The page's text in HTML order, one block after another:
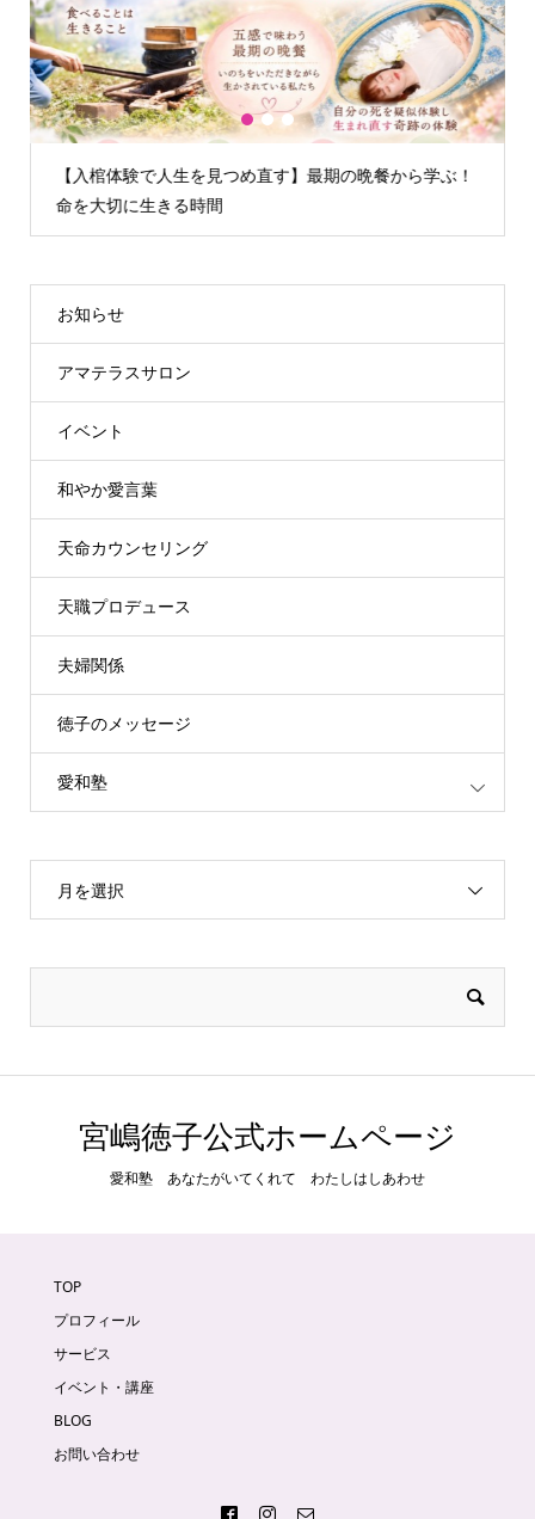
【入棺体験で人生を見つめ直す】最期の晩餐から学ぶ！
命を大切に生きる時間
1 2 3
お知らせ
アマテラスサロン
イベント
和やか愛言葉
天命カウンセリング
天職プロデュース
夫婦関係
徳子のメッセージ
愛和塾
月を選択
宮嶋徳子公式ホームページ
愛和塾 あなたがいてくれて わたしはしあわせ
TOP
プロフィール
サービス
イベント・講座
BLOG
お問い合わせ